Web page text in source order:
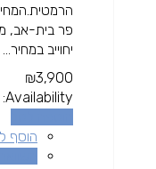
פר בית-אב,
יחוייב במחיר...
₪3,900
Availability:
הוסף